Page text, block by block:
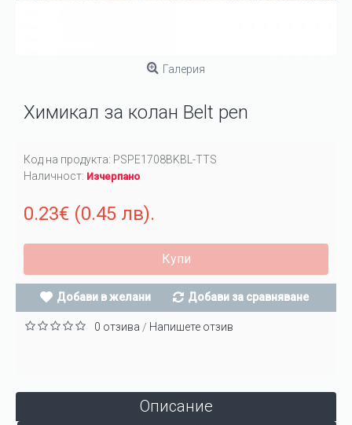
Галерия
Химикал за колан Belt pen
Код на продукта: PSPE1708BKBL-TTS
Наличност: Изчерпано
0.23€ (0.45 лв).
Купи
Добави в желани Добави за сравняване
0 отзива / Напишете отзив
Описание